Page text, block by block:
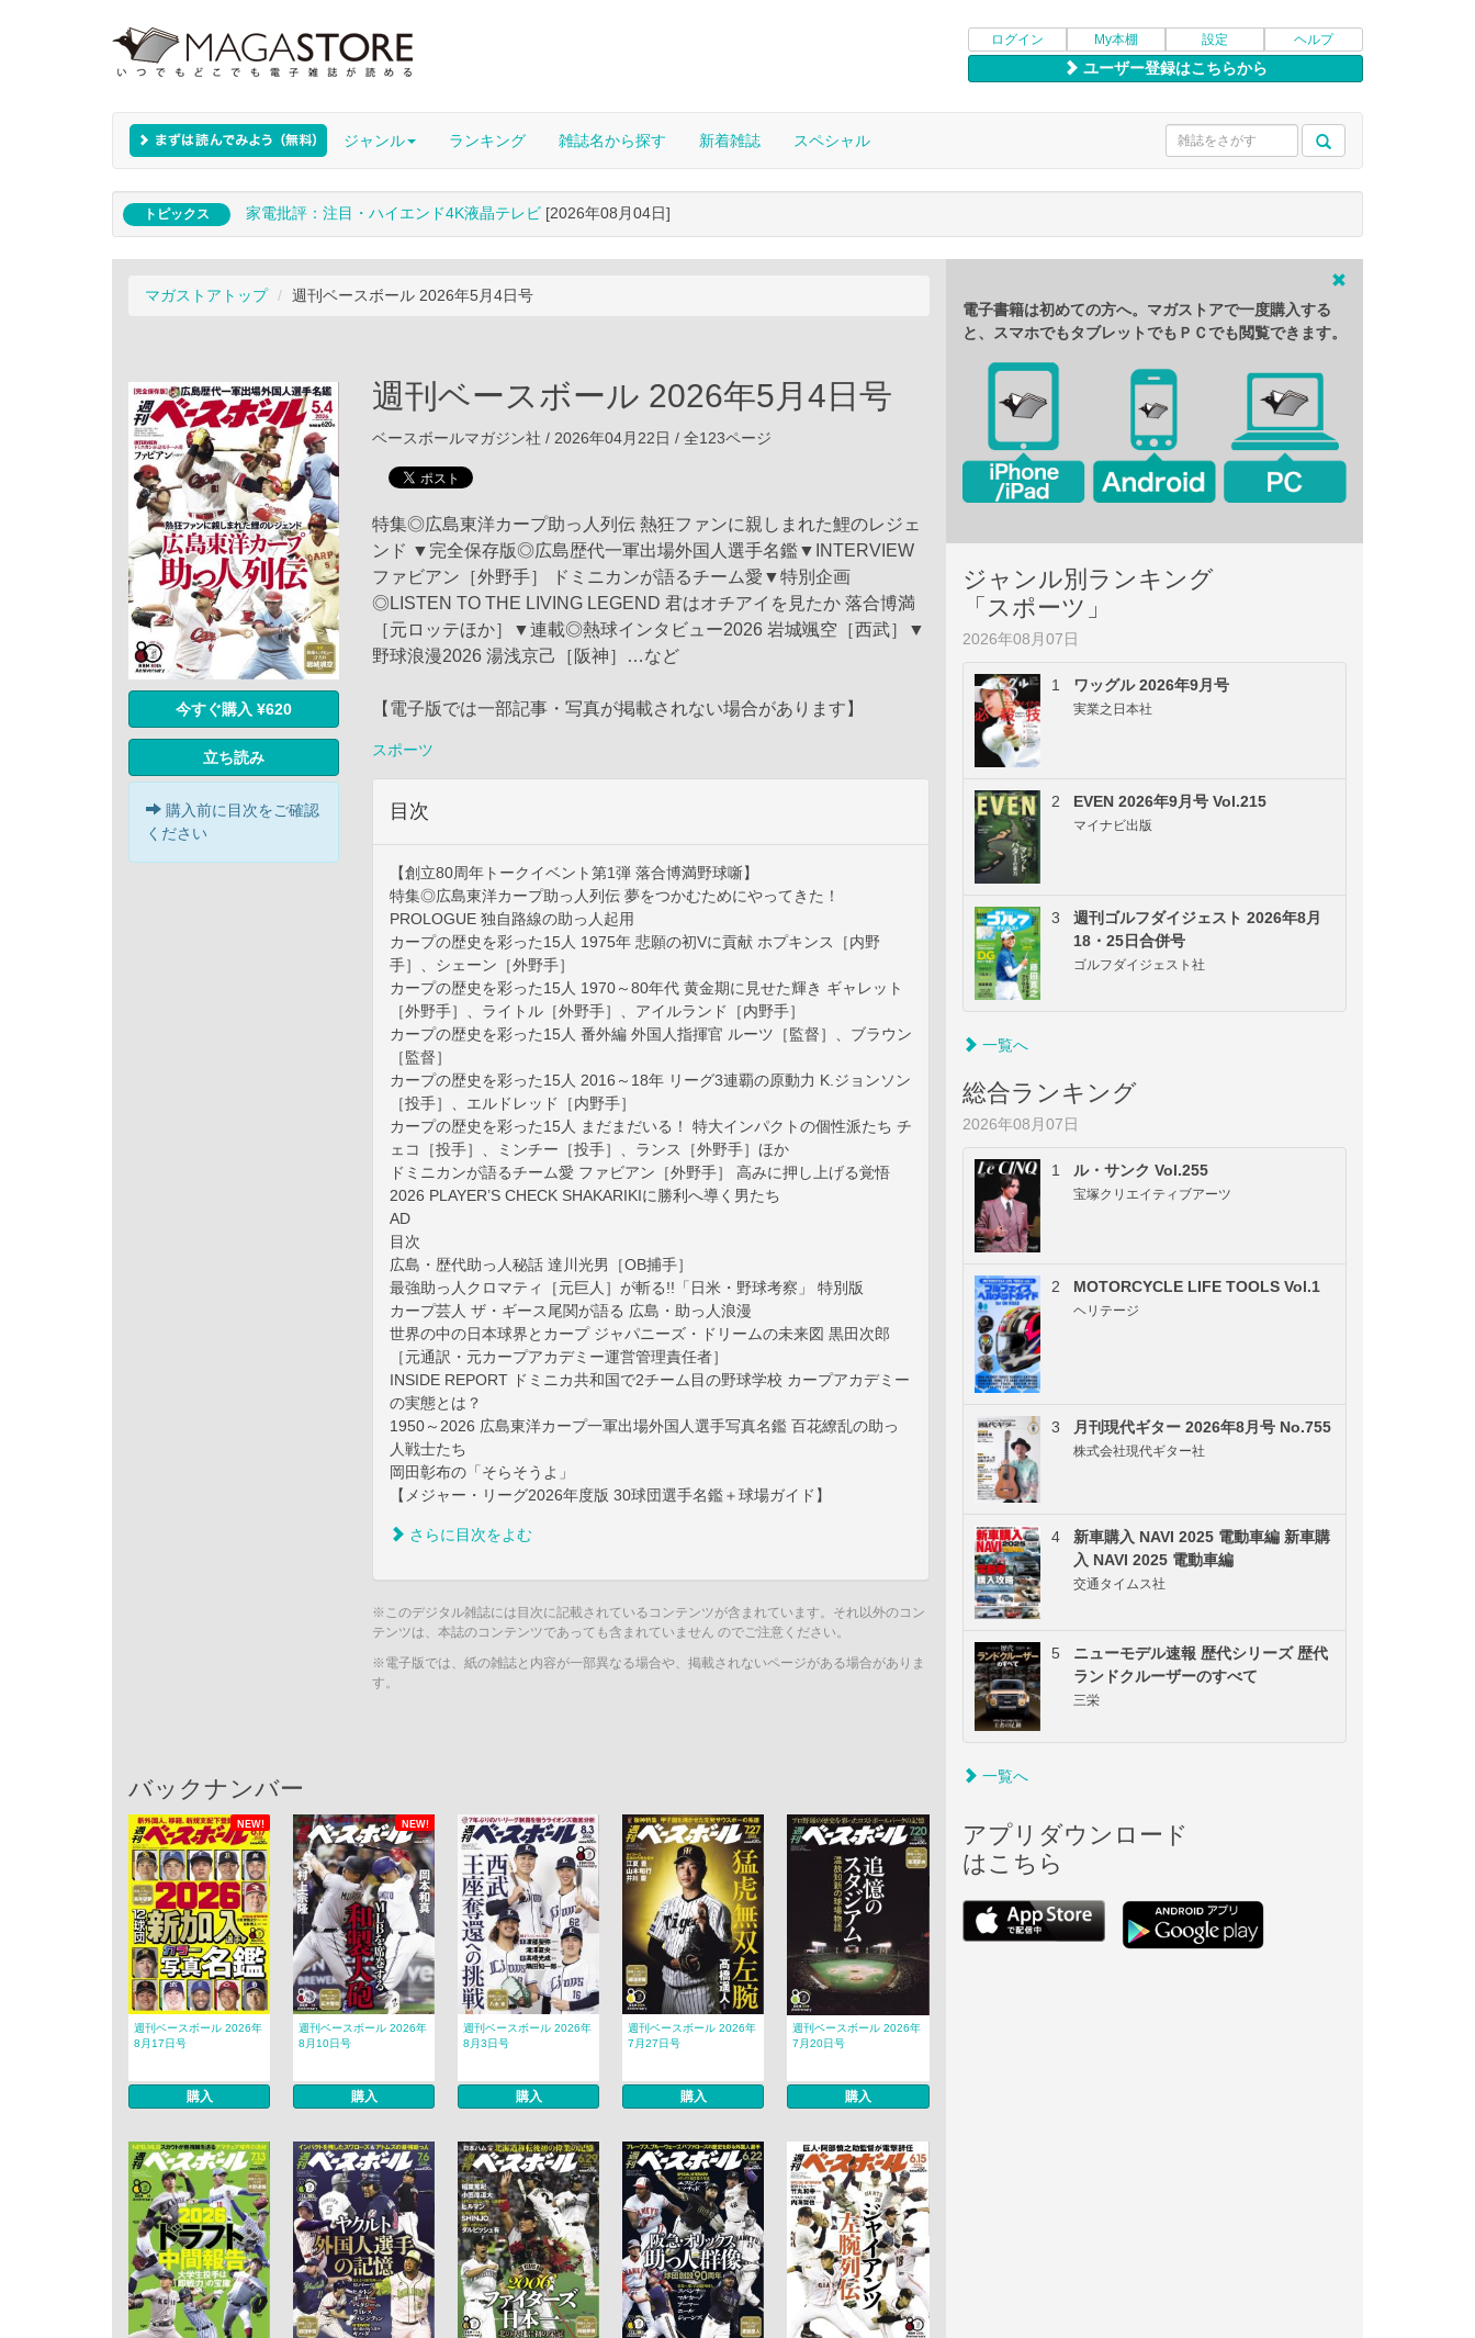
ログイン My本棚 設定 ヘルプ
ユーザー登録はこちらから
ジャンル ランキング 雑誌名から探す 新着雑誌 スペシャル
トピックス 家電批評：注目・ハイエンド4K液晶テレビ [2026年08月04日]
マガストアトップ 週刊ベースボール 2026年5月4日号
今すぐ購入 ¥620
立ち読み
購入前に目次をご確認
ください
週刊ベースボール 2026年5月4日号
ベースボールマガジン社 / 2026年04月22日 / 全123ページ
特集◎広島東洋カープ助っ人列伝 熱狂ファンに親しまれた鯉のレジェ
ンド ▼完全保存版◎広島歴代一軍出場外国人選手名鑑▼INTERVIEW
ファビアン［外野手］ ドミニカンが語るチーム愛▼特別企画
◎LISTEN TO THE LIVING LEGEND 君はオチアイを見たか 落合博満
［元ロッテほか］▼連載◎熱球インタビュー2026 岩城颯空［西武］▼
野球浪漫2026 湯浅京己［阪神］…など
【電子版では一部記事・写真が掲載されない場合があります】
スポーツ
目次
【創立80周年トークイベント第1弾 落合博満野球噺】
特集◎広島東洋カープ助っ人列伝 夢をつかむためにやってきた！
PROLOGUE 独自路線の助っ人起用
カープの歴史を彩った15人 1975年 悲願の初Vに貢献 ホプキンス［内野
手］、シェーン［外野手］
カープの歴史を彩った15人 1970～80年代 黄金期に見せた輝き ギャレット
［外野手］、ライトル［外野手］、アイルランド［内野手］
カープの歴史を彩った15人 番外編 外国人指揮官 ルーツ［監督］、ブラウン
［監督］
カープの歴史を彩った15人 2016～18年 リーグ3連覇の原動力 K.ジョンソン
［投手］、エルドレッド［内野手］
カープの歴史を彩った15人 まだまだいる！ 特大インパクトの個性派たち チ
ェコ［投手］、ミンチー［投手］、ランス［外野手］ほか
ドミニカンが語るチーム愛 ファビアン［外野手］ 高みに押し上げる覚悟
2026 PLAYER’S CHECK SHAKARIKIに勝利へ導く男たち
AD
目次
広島・歴代助っ人秘話 達川光男［OB捕手］
最強助っ人クロマティ［元巨人］が斬る!!「日米・野球考察」 特別版
カープ芸人 ザ・ギース尾関が語る 広島・助っ人浪漫
世界の中の日本球界とカープ ジャパニーズ・ドリームの未来図 黒田次郎
［元通訳・元カープアカデミー運営管理責任者］
INSIDE REPORT ドミニカ共和国で2チーム目の野球学校 カープアカデミー
の実態とは？
1950～2026 広島東洋カープ一軍出場外国人選手写真名鑑 百花繚乱の助っ
人戦士たち
岡田彰布の「そらそうよ」
【メジャー・リーグ2026年度版 30球団選手名鑑＋球場ガイド】
さらに目次をよむ
※このデジタル雑誌には目次に記載されているコンテンツが含まれています。それ以外のコン
テンツは、本誌のコンテンツであっても含まれていません のでご注意ください。
※電子版では、紙の雑誌と内容が一部異なる場合や、掲載されないページがある場合がありま
す。
バックナンバー
NEW! NEW!
週刊ベースボール 2026年
8月17日号
購入
週刊ベースボール 2026年
8月10日号
購入
週刊ベースボール 2026年
8月3日号
購入
週刊ベースボール 2026年
7月27日号
購入
週刊ベースボール 2026年
7月20日号
購入
電子書籍は初めての方へ。マガストアで一度購入する
と、スマホでもタブレットでもＰＣでも閲覧できます。
ジャンル別ランキング
「スポーツ」
2026年08月07日
1 ワッグル 2026年9月号
実業之日本社
2 EVEN 2026年9月号 Vol.215
マイナビ出版
3
週刊ゴルフダイジェスト 2026年8月
18・25日合併号
ゴルフダイジェスト社
一覧へ
総合ランキング
2026年08月07日
1 ル・サンク Vol.255
宝塚クリエイティブアーツ
2 MOTORCYCLE LIFE TOOLS Vol.1
ヘリテージ
3 月刊現代ギター 2026年8月号 No.755
株式会社現代ギター社
4
新車購入 NAVI 2025 電動車編 新車購
入 NAVI 2025 電動車編
交通タイムス社
5
ニューモデル速報 歴代シリーズ 歴代
ランドクルーザーのすべて
三栄
一覧へ
アプリダウンロード
はこちら